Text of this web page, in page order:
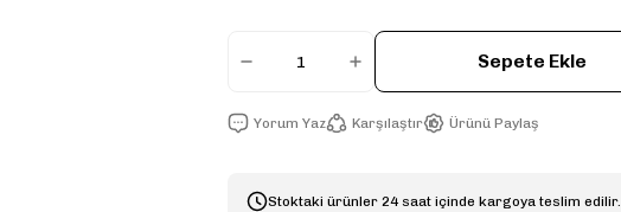
Sepete Ekle
Yorum Yaz Karşılaştır Ürünü Paylaş
Stoktaki ürünler 24 saat içinde kargoya teslim edilir.